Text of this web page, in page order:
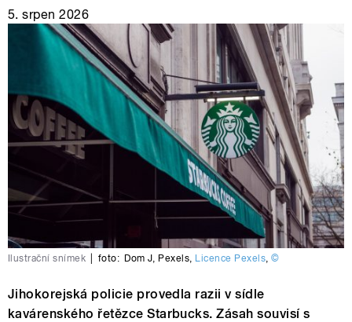
5. srpen 2026
Ilustrační snímek foto: Dom J ,Pexels Licence Pexels ©
Jihokorejská policie provedla razii v sídle
kavárenského řetězce Starbucks. Zásah souvisí s